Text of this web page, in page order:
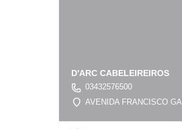
D'ARC CABELEIREIROS
03432576500
AVENIDA FRANCISCO